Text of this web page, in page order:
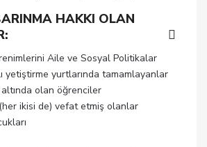
HAKKI OLAN
Aile ve Sosyal Politikalar
yetiştirme yurtlarında tamamlayanlar
olan öğrenciler
ikisi de) vefat etmiş olanlar